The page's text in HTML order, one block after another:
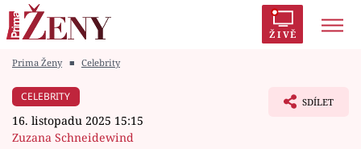
ŽIVĚ
Módní alarm
Prima Ženy ■ Celebrity
CELEBRITY
16. listopadu 2025 15:15
Zuzana Schneidewind
SDÍLET